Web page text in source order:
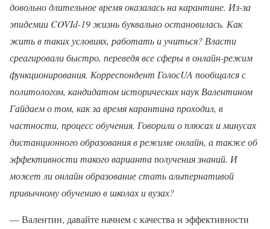
довольно длительное время оказалась на карантине. Из-за
эпидемии COVId-19 жизнь буквально остановилась. Как
жить в таких условиях, работать и учиться? Власти
среагировали быстро, переведя все сферы в онлайн-режим
функционирования. Корреспондент ГолосUA пообщался с
политологом, кандидатом исторических наук Валентином
Гайдаем о том, как за время карантина проходил, в
частности, процесс обучения. Говорили о плюсах и минусах
дистанционного образования в режиме онлайн, а также об
эффективности такого варианта получения знаний. И
может ли онлайн образование стать альтернативой
привычному обучению в школах и вузах?
— Валентин, давайте начнем с качества и эффективности